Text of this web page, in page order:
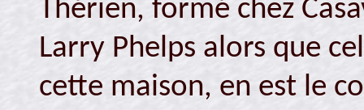
Thérien, formé chez
Larry Phelps alors que
cette maison, en est le